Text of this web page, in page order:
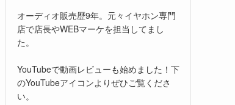
オーディオ販売歴9年。元々イヤホン専門
店で店長やWEBマーケを担当してまし
た。
YouTubeで動画レビューも始めました！下
のYouTubeアイコンよりぜひご覧くださ
い。